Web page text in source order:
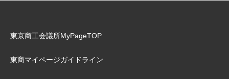
東京商工会議所MyPageTOP
東商マイページガイドライン